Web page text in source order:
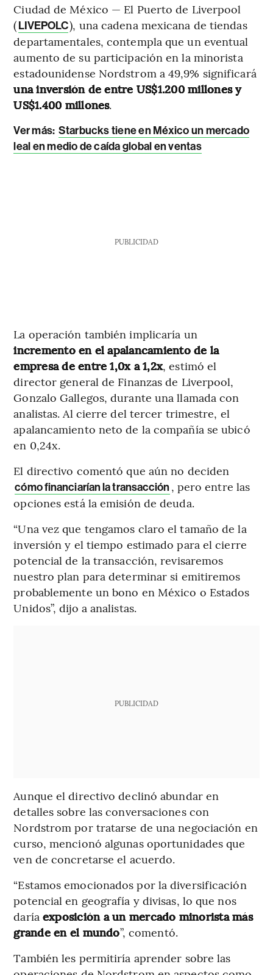
Ciudad de México — El Puerto de Liverpool
(LIVEPOLC), una cadena mexicana de tiendas
departamentales, contempla que un eventual
aumento de su participación en la minorista
estadounidense Nordstrom a 49,9% significará
una inversión de entre US$1.200 millones y
US$1.400 millones.
Ver más: Starbucks tiene en México un mercado
leal en medio de caída global en ventas
PUBLICIDAD
La operación también implicaría un
incremento en el apalancamiento de la
empresa de entre 1,0x a 1,2x, estimó el
director general de Finanzas de Liverpool,
Gonzalo Gallegos, durante una llamada con
analistas. Al cierre del tercer trimestre, el
apalancamiento neto de la compañía se ubicó
en 0,24x.
El directivo comentó que aún no deciden
cómo financiarían la transacción, pero entre las
opciones está la emisión de deuda.
“Una vez que tengamos claro el tamaño de la
inversión y el tiempo estimado para el cierre
potencial de la transacción, revisaremos
nuestro plan para determinar si emitiremos
probablemente un bono en México o Estados
Unidos”, dijo a analistas.
PUBLICIDAD
Aunque el directivo declinó abundar en
detalles sobre las conversaciones con
Nordstrom por tratarse de una negociación en
curso, mencionó algunas oportunidades que
ven de concretarse el acuerdo.
“Estamos emocionados por la diversificación
potencial en geografía y divisas, lo que nos
daría exposición a un mercado minorista más
grande en el mundo”, comentó.
También les permitiría aprender sobre las